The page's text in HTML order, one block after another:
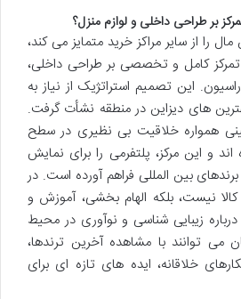
بر طراحی داخلی و لوازم منزل؟
را از سایر مراکز خرید متمایز می کند،
کامل و تخصصی بر طراحی داخلی،
این تصمیم استراتژیک از نیاز به
های دیزاین در منطقه نشأت گرفت.
همواره خلاقیت بی نظیری در سطح
و این مرکز، پلتفرمی را برای نمایش
بین المللی فراهم آورده است. در
نیست، بلکه الهام بخشی، آموزش و
زیبایی شناسی و نوآوری در محیط
می توانند با مشاهده آخرین ترندها،
خلاقانه، ایده های تازه ای برای